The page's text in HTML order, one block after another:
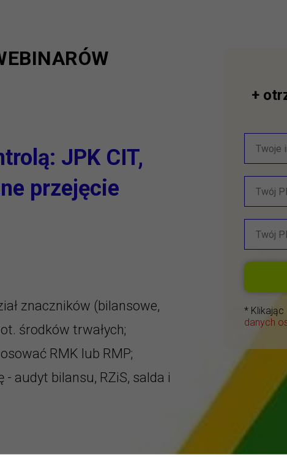
JPK CIT,
przejęcie
znaczników (bilansowe,
środków trwałych;
RMK lub RMP;
audyt bilansu, RZiS, salda i
+
*
danych